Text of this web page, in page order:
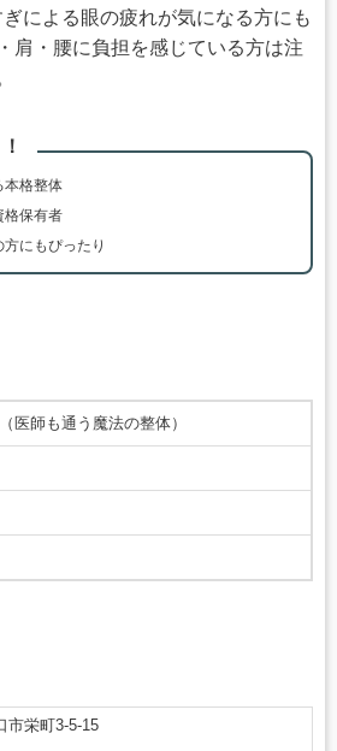
による眼の疲れが気になる方にも
肩・腰に負担を感じている方は注
本格整体
格保有者
にもぴったり
医師も通う魔法の整体）
市栄町3-5-15